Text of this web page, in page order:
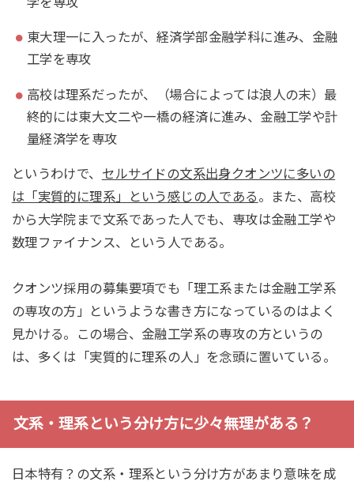
東大理一に入ったが、経済学部金融学科に進み、金融
工学を専攻
高校は理系だったが、（場合によっては浪人の末）最
終的には東大文二や一橋の経済に進み、金融工学や計
量経済学を専攻
というわけで、 セルサイドの文系出身クオンツに多いの
は「実質的に理系」という感じの人である 。また、高校
から大学院まで文系であった人でも、専攻は金融工学や
数理ファイナンス、という人である。
クオンツ採用の募集要項でも「理工系または金融工学系
の専攻の方」というような書き方になっているのはよく
見かける。この場合、金融工学系の専攻の方というの
は、多くは「実質的に理系の人」を念頭に置いている。
文系・理系という分け方に少々無理がある？
日本特有？の文系・理系という分け方があまり意味を成